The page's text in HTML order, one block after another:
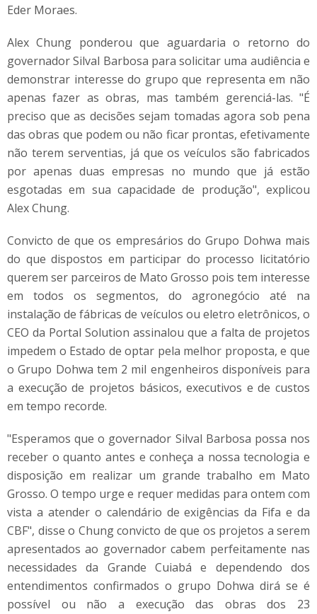
Eder Moraes.
Alex Chung ponderou que aguardaria o retorno do
governador Silval Barbosa para solicitar uma audiência e
demonstrar interesse do grupo que representa em não
apenas fazer as obras, mas também gerenciá-las. "É
preciso que as decisões sejam tomadas agora sob pena
das obras que podem ou não ficar prontas, efetivamente
não terem serventias, já que os veículos são fabricados
por apenas duas empresas no mundo que já estão
esgotadas em sua capacidade de produção", explicou
Alex Chung.
Convicto de que os empresários do Grupo Dohwa mais
do que dispostos em participar do processo licitatório
querem ser parceiros de Mato Grosso pois tem interesse
em todos os segmentos, do agronegócio até na
instalação de fábricas de veículos ou eletro eletrônicos, o
CEO da Portal Solution assinalou que a falta de projetos
impedem o Estado de optar pela melhor proposta, e que
o Grupo Dohwa tem 2 mil engenheiros disponíveis para
a execução de projetos básicos, executivos e de custos
em tempo recorde.
"Esperamos que o governador Silval Barbosa possa nos
receber o quanto antes e conheça a nossa tecnologia e
disposição em realizar um grande trabalho em Mato
Grosso. O tempo urge e requer medidas para ontem com
vista a atender o calendário de exigências da Fifa e da
CBF", disse o Chung convicto de que os projetos a serem
apresentados ao governador cabem perfeitamente nas
necessidades da Grande Cuiabá e dependendo dos
entendimentos confirmados o grupo Dohwa dirá se é
possível ou não a execução das obras dos 23